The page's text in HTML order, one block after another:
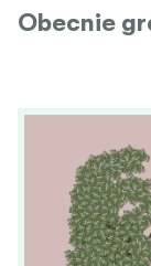
Obecnie